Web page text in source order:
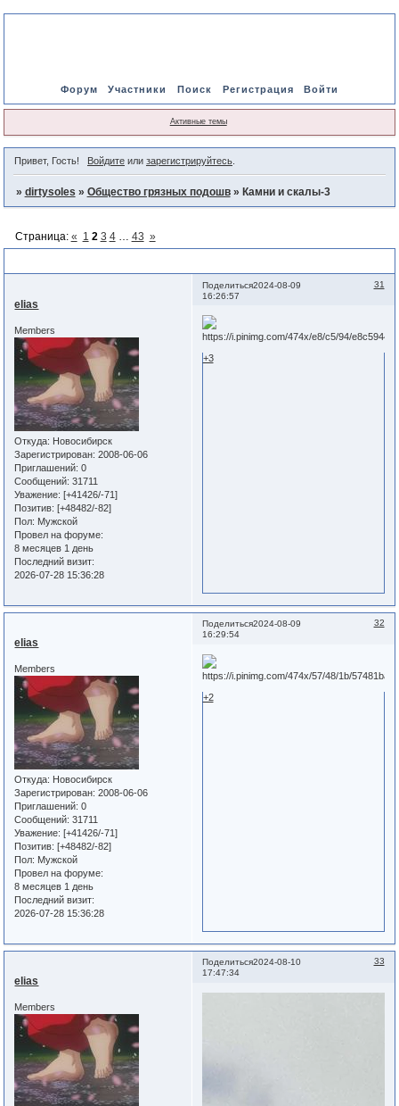
Форум Участники Поиск Регистрация Войти
Активные темы
Привет, Гость! Войдитеили зарегистрируйтесь.
» dirtysoles » Общество грязных подошв » Камни и скалы-3
Страница: « 1 2 3 4 … 43 »
Поделиться 31
2024-08-09
16:26:57
elias
Members
Откуда: Новосибирск
Зарегистрирован: 2008-06-06
Приглашений: 0
Сообщений: 31711
Уважение: [+41426/-71]
Позитив: [+48482/-82]
Пол: Мужской
Провел на форуме:
8 месяцев 1 день
Последний визит:
2026-07-28 15:36:28
+3
Поделиться 32
2024-08-09
16:29:54
elias
Members
Откуда: Новосибирск
Зарегистрирован: 2008-06-06
Приглашений: 0
Сообщений: 31711
Уважение: [+41426/-71]
Позитив: [+48482/-82]
Пол: Мужской
Провел на форуме:
8 месяцев 1 день
Последний визит:
2026-07-28 15:36:28
+2
Поделиться 33
2024-08-10
17:47:34
elias
Members